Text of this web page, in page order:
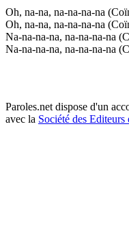
Oh, na-na, na-na-na-na
Oh, na-na, na-na-na-na
Na-na-na-na, na-na-na-na
Na-na-na-na, na-na-na-na
Paroles.net dispose d'un
avec la Société des